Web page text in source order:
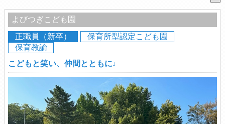
よびつぎこども園
正職員（新卒）
保育所型認定こども園
保育教諭
こどもと笑い、仲間とともに♩